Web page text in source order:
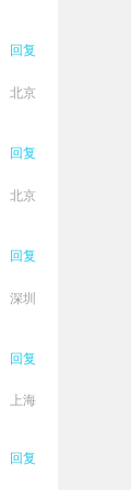
回复
北京
回复
北京
回复
深圳
回复
上海
回复